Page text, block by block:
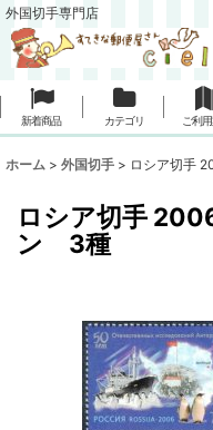
外国切手専門店
新着商品 カテゴリ ご利
ホーム > 外国切手 > ロシア切手
ロシア切手
ン 3種